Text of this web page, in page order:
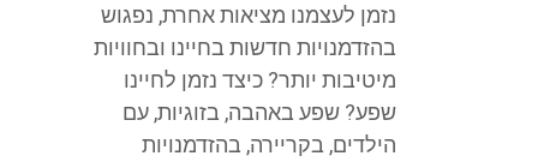
נזמן לעצמנו מציאות אחרת, נפגוש
בהזדמנויות חדשות בחיינו ובחוויות
מיטיבות יותר? כיצד נזמן לחיינו
שפע? שפע באהבה, בזוגיות, עם
הילדים, בקריירה, בהזדמנויות